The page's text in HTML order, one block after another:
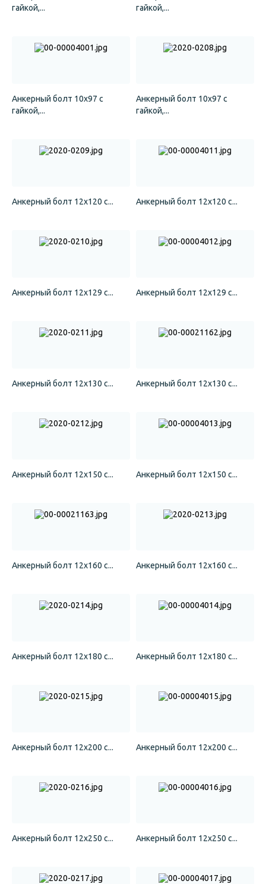
гайкой,...
гайкой,...
Анкерный болт 10х97 с
гайкой,...
Анкерный болт 10х97 с
гайкой,...
Анкерный болт 12х120 с... Анкерный болт 12х120 с...
Анкерный болт 12х129 с... Анкерный болт 12х129 с...
Анкерный болт 12х130 с... Анкерный болт 12х130 с...
Анкерный болт 12х150 с... Анкерный болт 12х150 с...
Анкерный болт 12х160 с... Анкерный болт 12х160 с...
Анкерный болт 12х180 с... Анкерный болт 12х180 с...
Анкерный болт 12х200 с... Анкерный болт 12х200 с...
Анкерный болт 12х250 с... Анкерный болт 12х250 с...